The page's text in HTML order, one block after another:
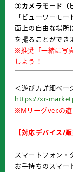
③カメラモード（
「ビューワーモー
面上の自由な場所
を撮ることができ
※推奨「一緒に写
しよう！
＜遊び方詳細ペー
https://xr-
※Mリーグver.の
【対応デバイス/
スマートフォン・
お手持ちのスマー